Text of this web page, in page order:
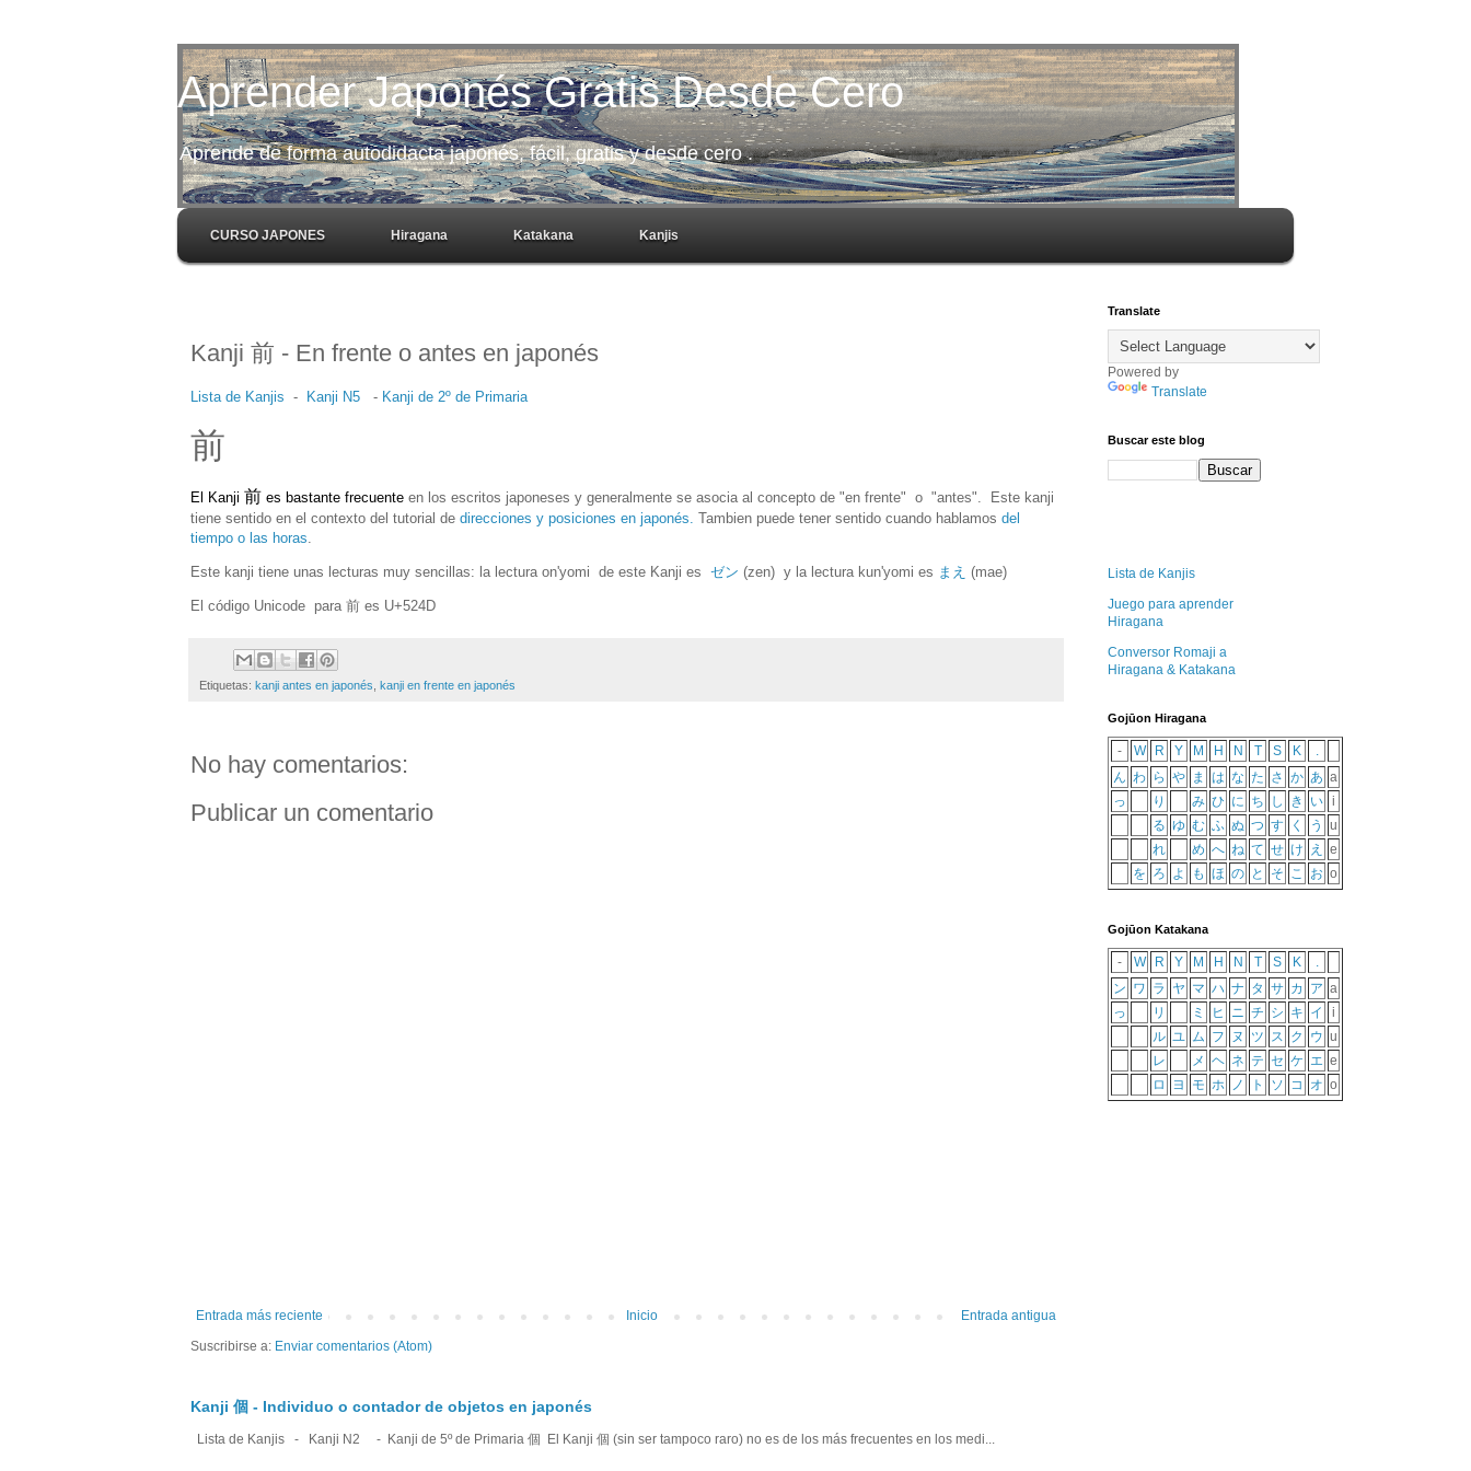
Aprender Japonés Gratis Desde Cero
Aprende de forma autodidacta japonés, fácil, gratis y desde cero .
CURSO JAPONES Hiragana Katakana Kanjis
Kanji 前 - En frente o antes en japonés
Lista de Kanjis - Kanji N5 - Kanji de 2º de Primaria
前
El Kanji 前 es bastante frecuente en los escritos japoneses y generalmente se asocia al concepto de "en frente" o "antes". Este kanji
tiene sentido en el contexto del tutorial de direcciones y posiciones en japonés. Tambien puede tener sentido cuando hablamos del
tiempo o las horas
Este kanji tiene unas lecturas muy sencillas: la lectura on'yomi de este Kanji es ゼン (zen) y l a lectura kun'yomi es ま え (mae)
El código Unicode para 前 es U+524D
Etiquetas: kanji antes en japonés kanji en frente en japonés
No hay comentarios:
Publicar un comentario
Entrada más reciente Entrada antigua
Inicio
Suscribirse a: Enviar comentarios (Atom)
Kanji 個 - Individuo o contador de objetos en japonés
Lista de Kanjis - Kanji N2 - Kanji de 5º de Primaria 個 El Kanji 個 (sin ser tampoco raro) no es de los más frecuentes en los medi...
Translate
Powered by
Translate
Buscar este blog
Lista de Kanjis
Juego para aprender
Hiragana
Conversor Romaji a
Hiragana & Katakana
Gojūon Hiragana
- W R Y M H N T S K
.
ん わ ら や ま は な た さ か あ a
っ
り み ひ に ち し き い i
る ゆ む ふ ぬ つ す く う
u
れ
め へ ね て せ け え
e
を ろ よ も ほ の と そ こ お o
Gojūon Katakana
- W R Y M H N T S K
.
ン ワ ラ ヤ マ ハ ナ タ サ カ ア a
っ
リ ミ ヒ ニ チ シ キ イ
i
ル ユ ム フ ヌ ツ ス ク ウ u
レ
メ ヘ ネ テ セ ケ エ e
ロ
ヨ モ ホ ノ ト ソ コ オ o